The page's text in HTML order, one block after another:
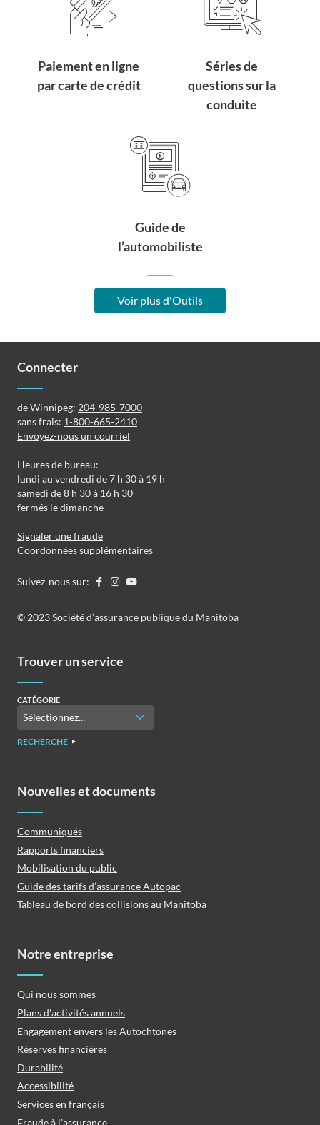
Paiement en ligne
par carte de crédit
Séries de
questions sur la
conduite
Guide de
l’automobiliste
Voir plus d'Outils
Connecter
de Winnipeg: 204-985-7000
sans frais: 1-800-665-2410
Envoyez-nous un courriel
Heures de bureau:
lundi au vendredi de 7 h 30 à 19 h
samedi de 8 h 30 à 16 h 30
fermés le dimanche
Signaler une fraude
Coordonnées supplémentaires
Suivez-nous sur:
©️️ 2023 Société d’assurance publique du Manitoba
Trouver un service
CATÉGORIE
RECHERCHE
Nouvelles et documents
Communiqués
Rapports financiers
Mobilisation du public
Guide des tarifs d’assurance Autopac
Tableau de bord des collisions au Manitoba
Notre entreprise
Qui nous sommes
Plans d’activités annuels
Engagement envers les Autochtones
Réserves financières
Durabilité
Accessibilité
Services en français
Fraude à l’assurance